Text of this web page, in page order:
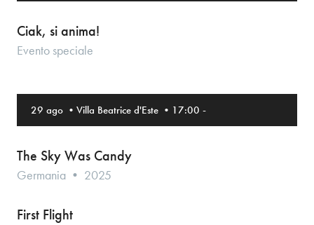
Ciak, si anima!
Evento speciale
29 ago • Villa Beatrice d'Este • 17:00 -
The Sky Was Candy
Germania • 2025
First Flight